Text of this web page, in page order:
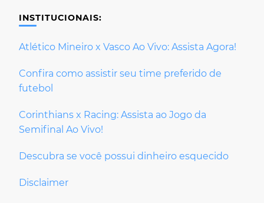
INSTITUCIONAIS:
Atlético Mineiro x Vasco Ao Vivo: Assista Agora!
Confira como assistir seu time preferido de
futebol
Corinthians x Racing: Assista ao Jogo da
Semifinal Ao Vivo!
Descubra se você possui dinheiro esquecido
Disclaimer